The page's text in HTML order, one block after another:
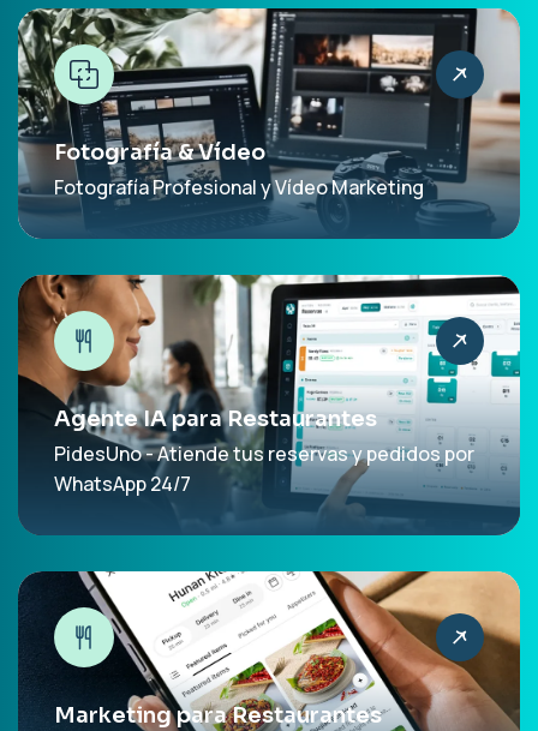
Fotografía & Vídeo
Fotografía Profesional y Vídeo Marketing
Agente IA para Restaurantes
PidesUno - Atiende tus reservas y pedidos por
WhatsApp 24/7
Marketing para Restaurantes